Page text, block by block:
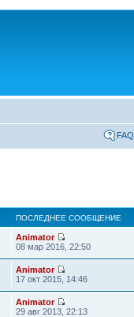
FAQ
ПОСЛЕДНЕЕ СООБЩЕНИЕ
Animator
08 мар 2016, 22:50
Animator
17 окт 2015, 14:46
Animator
29 авг 2013, 22:13